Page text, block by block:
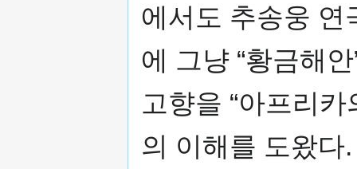
에서도 추송웅 연
에 그냥 “황금해
고향을 “아프리
의 이해를 도왔다.